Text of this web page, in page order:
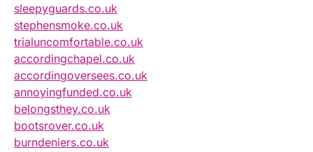
sleepyguards.co.uk
stephensmoke.co.uk
trialuncomfortable.co.uk
accordingchapel.co.uk
accordingoversees.co.uk
annoyingfunded.co.uk
belongsthey.co.uk
bootsrover.co.uk
burndeniers.co.uk